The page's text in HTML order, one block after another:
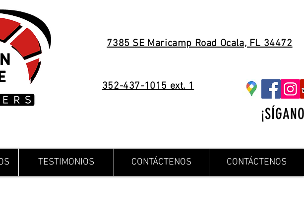
7385 SE Maricamp Road Ocala, FL 34472
352-437-1015 ext. 1
TESTIMONIOS CONTÁCTENOS CONTÁCTENOS